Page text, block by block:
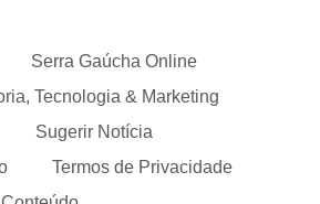
Serra Gaúcha Online
Tecnologia & Marketing
Sugerir Notícia
Termos de Privacidade